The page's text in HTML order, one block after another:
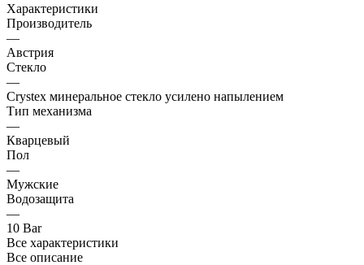
Характеристики
Производитель
—
Австрия
Стекло
—
Crystex минеральное стекло усилено напылением
Тип механизма
—
Кварцевый
Пол
—
Мужские
Водозащита
—
10 Bar
Все характеристики
Все описание